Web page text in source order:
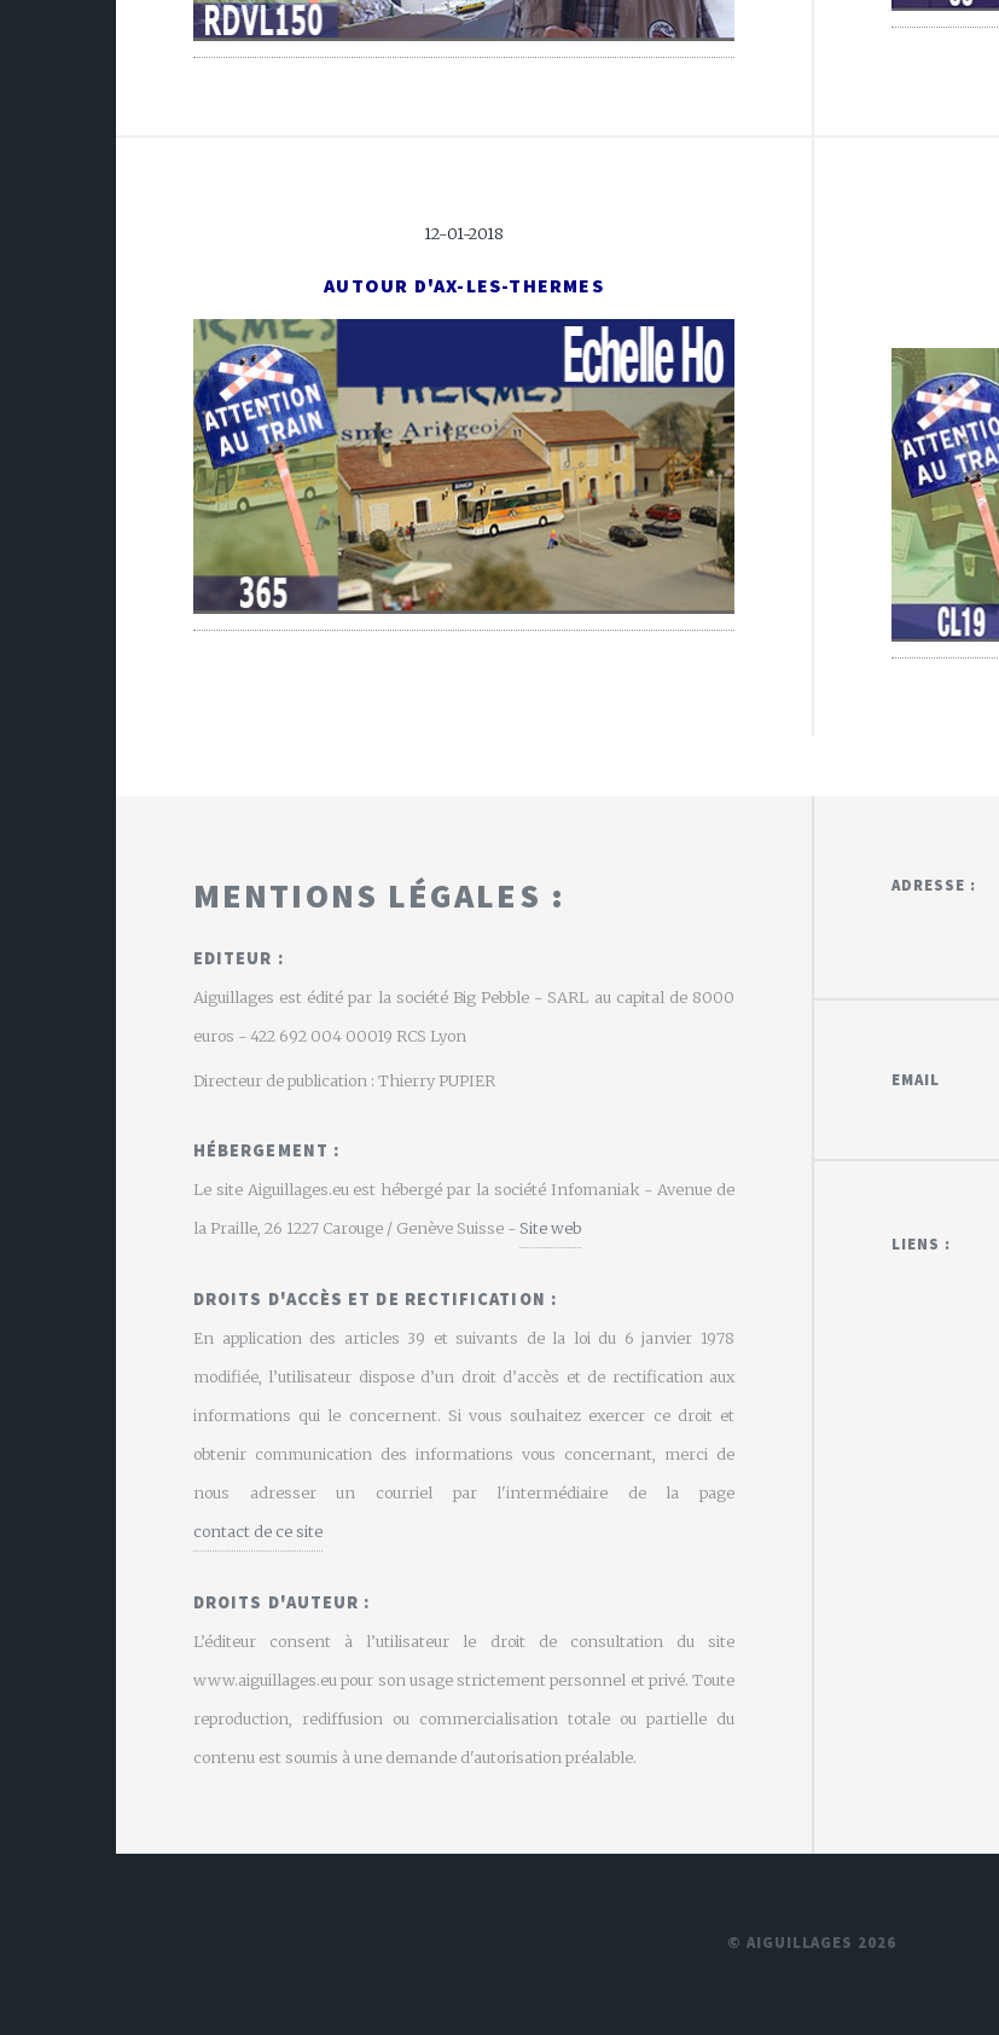
12-01-2018
AUTOUR D'AX-LES-THERMES
MENTIONS LÉGALES :
EDITEUR :
Aiguillages est édité par la société Big Pebble - SARL au capital de 8000
euros - 422 692 004 00019 RCS Lyon
Directeur de publication : Thierry PUPIER
HÉBERGEMENT :
Le site Aiguillages.eu est hébergé par la société Infomaniak - Avenue de
la Praille, 26 1227 Carouge / Genève Suisse -Site web
DROITS D'ACCÈS ET DE RECTIFICATION :
En application des articles 39 et suivants de la loi du 6 janvier 1978
modifiée, l’utilisateur dispose d’un droit d’accès et de rectification aux
informations qui le concernent. Si vous souhaitez exercer ce droit et
obtenir communication des informations vous concernant, merci de
nous adresser un courriel par l'intermédiaire de la page
contact de ce site
DROITS D'AUTEUR :
L’éditeur consent à l’utilisateur le droit de consultation du site
www.aiguillages.eu pour son usage strictement personnel et privé. Toute
reproduction, rediffusion ou commercialisation totale ou partielle du
contenu est soumis à une demande d'autorisation préalable.
ADRESSE :
EMAIL
LIENS :
© AIGUILLAGES 2026